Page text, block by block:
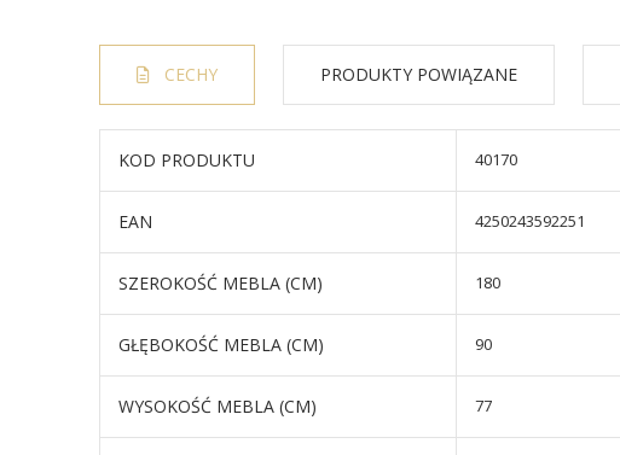
CECHY PRODUKTY POWIĄZANE
KOD PRODUKTU 40170
EAN 4250243592251
SZEROKOŚĆ MEBLA (CM) 180
GŁĘBOKOŚĆ MEBLA (CM) 90
WYSOKOŚĆ MEBLA (CM) 77